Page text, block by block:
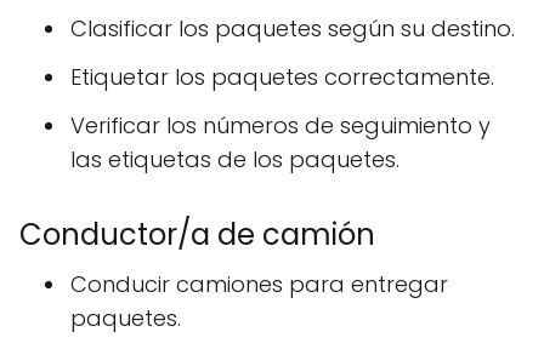
Clasificar los paquetes según su destino.
Etiquetar los paquetes correctamente.
Verificar los números de seguimiento y
las etiquetas de los paquetes.
Conductor/a de camión
Conducir camiones para entregar
paquetes.